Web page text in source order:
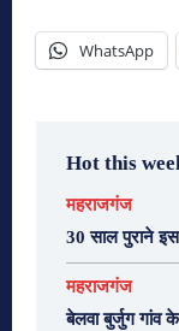
WhatsApp
Hot this
महराजगंज
30 साल पुराने
महराजगंज
बेलवा बुर्जुग गांव